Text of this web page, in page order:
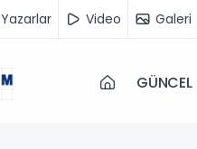
Yazarlar Video Galeri
GÜNCEL